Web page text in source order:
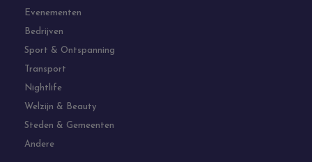
Evenementen
Bedrijven
Sport & Ontspanning
Transport
Nightlife
Welzijn & Beauty
Steden & Gemeenten
Andere